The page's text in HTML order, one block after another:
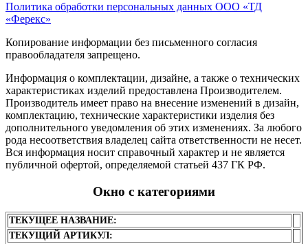
Политика обработки персональных данных ООО «ТД
«Ферекс»
Копирование информации без письменного согласия
правообладателя запрещено.
Информация о комплектации, дизайне, а также о технических
характеристиках изделий предоставлена Производителем.
Производитель имеет право на внесение изменений в дизайн,
комплектацию, технические характеристики изделия без
дополнительного уведомления об этих изменениях. За любого
рода несоответствия владелец сайта ответственности не несет.
Вся информация носит справочный характер и не является
публичной офертой, определяемой статьей 437 ГК РФ.
Окно с категориями
ТЕКУЩЕЕ НАЗВАНИЕ:
ТЕКУЩИЙ АРТИКУЛ: